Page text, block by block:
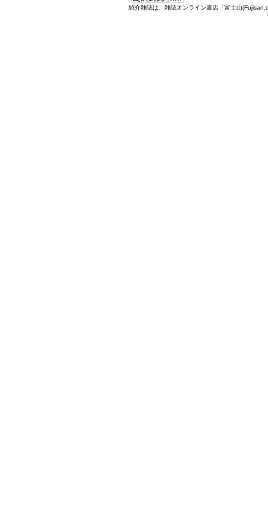
紹介雑誌は、雑誌オンライン書店「富士山